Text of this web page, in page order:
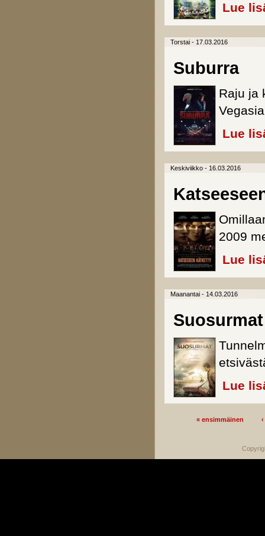
Lue
Torstai - 17.03.2016
Suburra
Raju ja
Lue
Keskiviikko - 16.03.2016
2009
Lue
Maanantai - 14.03.2016
Suosurmat
Lue
« ensimmäinen